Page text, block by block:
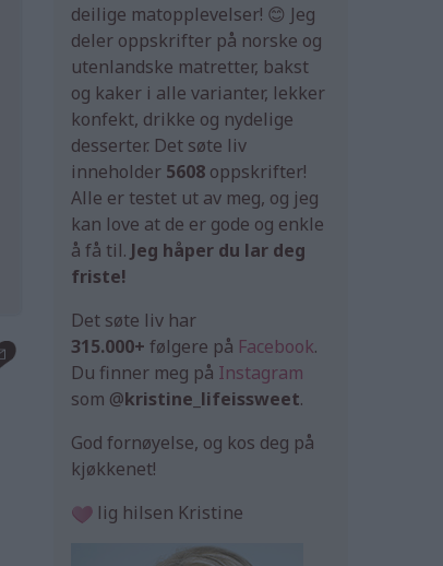
deilige matopplevelser! 😊 Jeg
deler oppskrifter på norske og
utenlandske matretter, bakst
og kaker i alle varianter, lekker
konfekt, drikke og nydelige
desserter. Det søte liv
inneholder 5608 oppskrifter!
Alle er testet ut av meg, og jeg
kan love at de er gode og enkle
å få til. Jeg håper du lar deg
friste!
Det søte liv har
315.000+ følgere på Facebook.
Du finner meg på Instagram
som @kristine_lifeissweet.
God fornøyelse, og kos deg på
kjøkkenet!
lig hilsen Kristine